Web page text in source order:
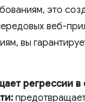
это
веб-
вы
регрессии в